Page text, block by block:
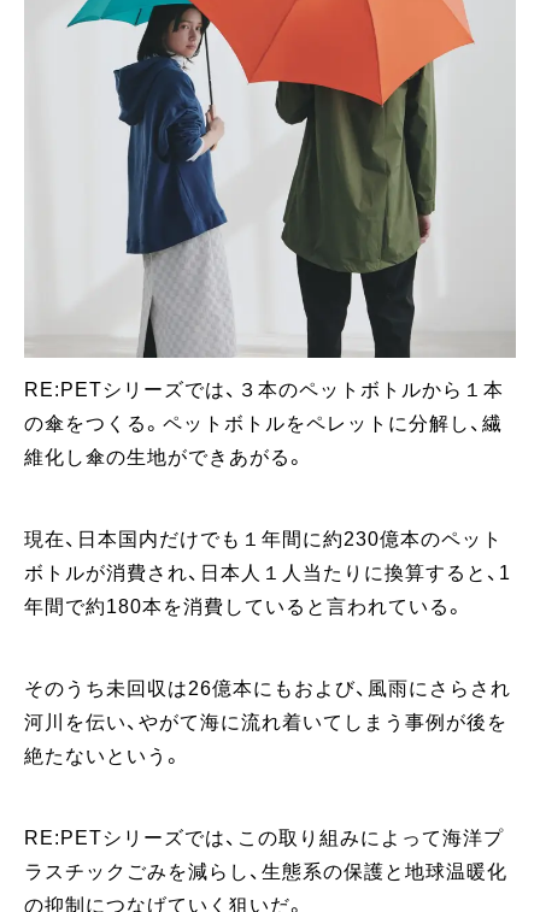
RE:PETシリーズでは、３本のペットボトルから１本
の傘をつくる。ペットボトルをペレットに分解し、繊
維化し傘の生地ができあがる。
現在、日本国内だけでも１年間に約230億本のペット
ボトルが消費され、日本人１人当たりに換算すると、1
年間で約180本を消費していると言われている。
そのうち未回収は26億本にもおよび、風雨にさらされ
河川を伝い、やがて海に流れ着いてしまう事例が後を
絶たないという。
RE:PETシリーズでは、この取り組みによって海洋プ
ラスチックごみを減らし、生態系の保護と地球温暖化
の抑制につなげていく狙いだ。